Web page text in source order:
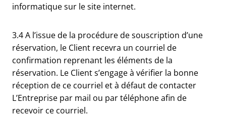
informatique sur le site internet.
3.4 A l’issue de la procédure de souscription d’une
réservation, le Client recevra un courriel de
confirmation reprenant les éléments de la
réservation. Le Client s’engage à vérifier la bonne
réception de ce courriel et à défaut de contacter
L’Entreprise par mail ou par téléphone afin de
recevoir ce courriel.